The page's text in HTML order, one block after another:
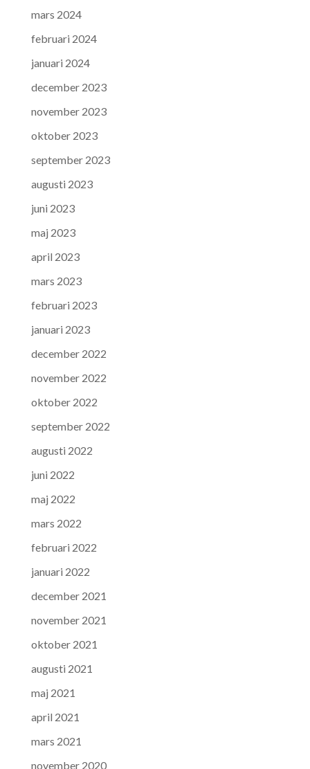
mars 2024
februari 2024
januari 2024
december 2023
november 2023
oktober 2023
september 2023
augusti 2023
juni 2023
maj 2023
april 2023
mars 2023
februari 2023
januari 2023
december 2022
november 2022
oktober 2022
september 2022
augusti 2022
juni 2022
maj 2022
mars 2022
februari 2022
januari 2022
december 2021
november 2021
oktober 2021
augusti 2021
maj 2021
april 2021
mars 2021
november 2020